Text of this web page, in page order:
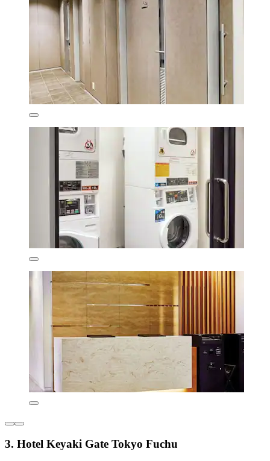
3. Hotel Keyaki Gate Tokyo Fuchu